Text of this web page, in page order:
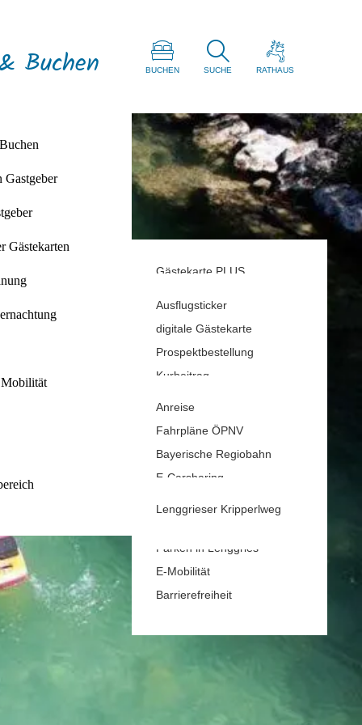
Buchen
Gastgeber
Gästekarten
Gästekarte PLUS
Ausflugsticker
digitale Gästekarte
Prospektbestellung
Kurbeitrag
Reiseversicherung
Anreise
Fahrpläne ÖPNV
Bayerische Regiobahn
E-Carsharing
Parken in Lenggries
E-Mobilität
Barrierefreiheit
Lenggrieser Kripperlweg
BUCHEN SUCHE RATHAUS